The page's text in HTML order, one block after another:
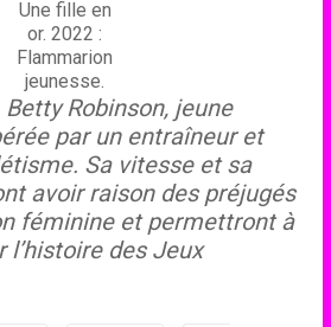
Une fille en
or. 2022 :
Flammarion
jeunesse.
Betty Robinson, jeune
par un entraîneur et
Sa vitesse et sa
avoir raison des préjugés
féminine et permettront à
l’histoire des Jeux